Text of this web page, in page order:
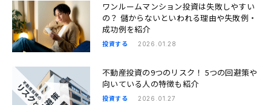
ワンルームマンション投資は失敗しやすい
の？ 儲からないといわれる理由や失敗例・
成功例を紹介
投資する 2026.01.28
不動産投資の9つのリスク！ 5つの回避策や
向いている人の特徴も紹介
投資する 2026.01.27